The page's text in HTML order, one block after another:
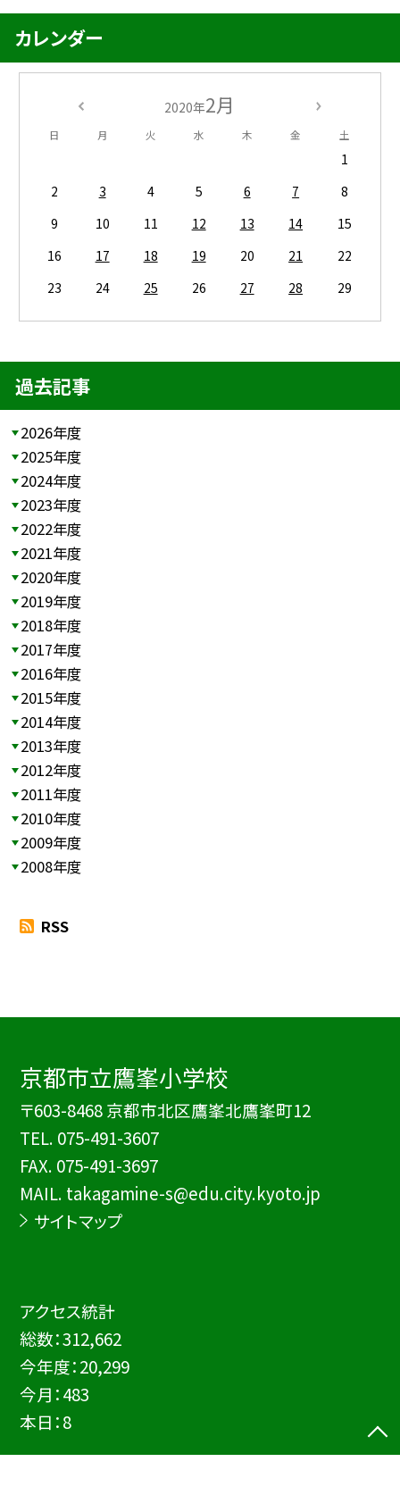
カレンダー
2020年2月
日 月 火 水 木 金 土
1
2
3 4 5 6 7
8
9
10 11 12 13 14
15
16
17 18 19 20 21
22
23
24 25 26 27 28 29
過去記事
2026年度
2025年度
2024年度
2023年度
2022年度
2021年度
2020年度
2019年度
2018年度
2017年度
2016年度
2015年度
2014年度
2013年度
2012年度
2011年度
2010年度
2009年度
2008年度
RSS
京都市立鷹峯小学校
〒603-8468 京都市北区鷹峯北鷹峯町12
TEL. 075-491-3607
FAX. 075-491-3697
MAIL. takagamine-s@edu.city.kyoto.jp
サイトマップ
アクセス統計
総数：312,662
今年度：20,299
今月：483
本日：8